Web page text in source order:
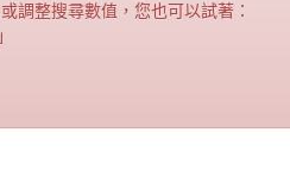
調整搜尋數值，您也可以試著：